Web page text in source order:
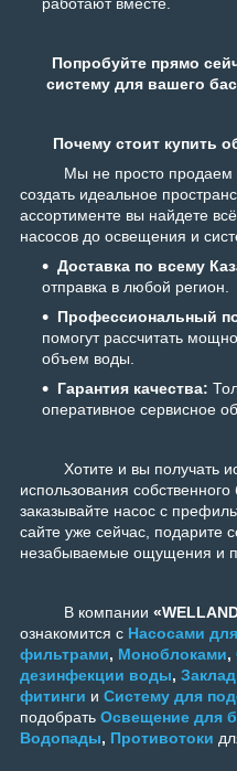
Попробуйте прямо
систему для вашего
Почему стоит купить
Мы не просто продаем
создать идеальное
ассортименте вы найдете
насосов до освещения и
Доставка по всему
отправка в любой регион.
Профессиональный
помогут рассчитать
объем воды.
Гарантия качества:
оперативное сервисное
Хотите и вы получать
использования собственного
заказывайте насос с
сайте уже сейчас, подарите
незабываемые ощущения и
В компании
ознакомится с Насосами
фильтрами, Моноблоками,
дезинфекции воды,
фитинги и Систему для
подобрать Освещение для
Водопады, Противотоки